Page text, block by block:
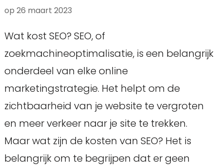
op 26 maart 2023
Wat kost SEO? SEO, of
zoekmachineoptimalisatie, is een belangrijk
onderdeel van elke online
marketingstrategie. Het helpt om de
zichtbaarheid van je website te vergroten
en meer verkeer naar je site te trekken.
Maar wat zijn de kosten van SEO? Het is
belangrijk om te begrijpen dat er geen